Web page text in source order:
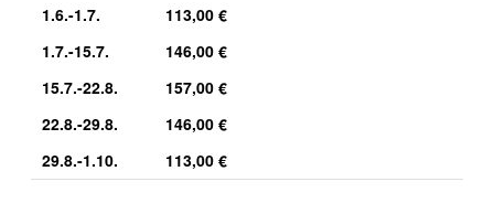
1.6.-1.7.
113,00 €
1.7.-15.7.
146,00 €
15.7.-22.8.
157,00 €
22.8.-29.8.
146,00 €
29.8.-1.10.
113,00 €